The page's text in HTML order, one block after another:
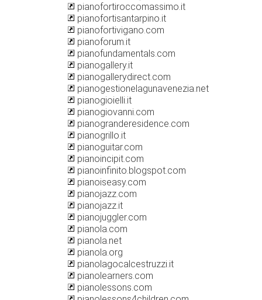
pianofortiroccomassimo.it
pianofortisantarpino.it
pianofortivigano.com
pianoforum.it
pianofundamentals.com
pianogallery.it
pianogallerydirect.com
pianogestionelagunavenezia.net
pianogioielli.it
pianogiovanni.com
pianogranderesidence.com
pianogrillo.it
pianoguitar.com
pianoincipit.com
pianoinfinito.blogspot.com
pianoiseasy.com
pianojazz.com
pianojazz.it
pianojuggler.com
pianola.com
pianola.net
pianola.org
pianolagocalcestruzzi.it
pianolearners.com
pianolessons.com